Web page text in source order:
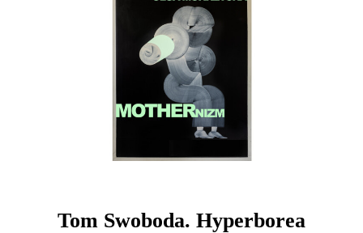
Tom Swoboda. Hyperborea